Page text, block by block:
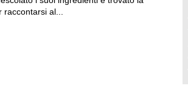
raccontarsi al...